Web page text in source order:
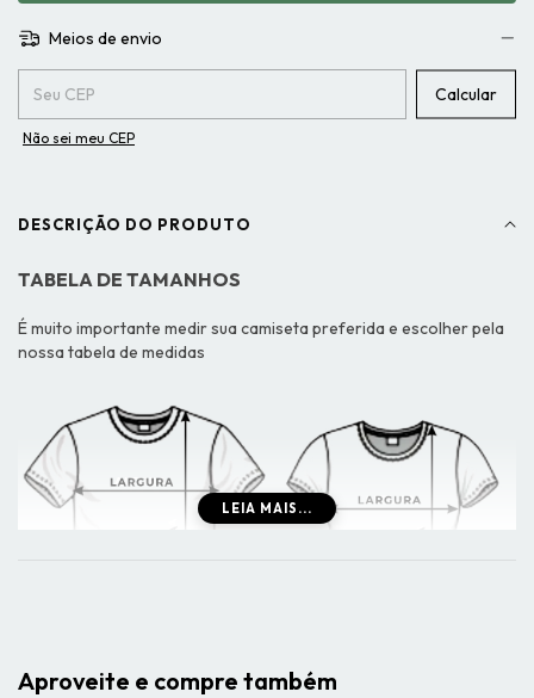
Meios de envio
Entregas para o CEP:
Calcular
Não sei meu CEP
DESCRIÇÃO DO PRODUTO
TABELA DE TAMANHOS
É muito importante medir sua camiseta preferida e escolher pela
nossa tabela de medidas
LEIA MAIS...
Aproveite e compre também